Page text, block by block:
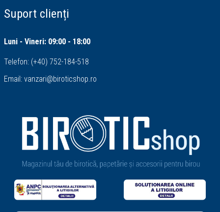
Suport clienți
Luni - Vineri: 09:00 - 18:00
Telefon: (+40) 752-184-518
Email: vanzari@biroticshop.ro